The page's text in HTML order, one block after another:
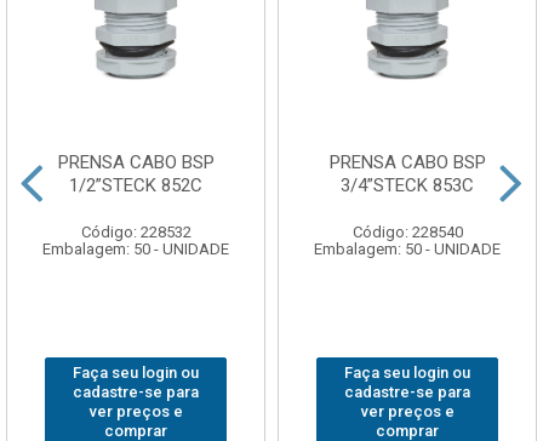
PRENSA CABO BSP
1/2”STECK 852C
Código: 228532
Embalagem: 50 - UNIDADE
Faça seu login ou
cadastre-se para
ver preços e
comprar
PRENSA CABO BSP
3/4”STECK 853C
Código: 228540
Embalagem: 50 - UNIDADE
Faça seu login ou
cadastre-se para
ver preços e
comprar